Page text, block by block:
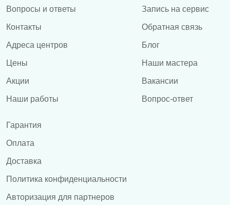
Вопросы и ответы
Контакты
Адреса центров
Цены
Акции
Наши работы
Запись на сервис
Обратная связь
Блог
Наши мастера
Вакансии
Вопрос-ответ
Гарантия
Оплата
Доставка
Политика конфиденциальности
Авторизация для партнеров